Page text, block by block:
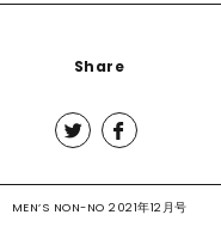
Share
MEN’S NON-NO 2021年12月号